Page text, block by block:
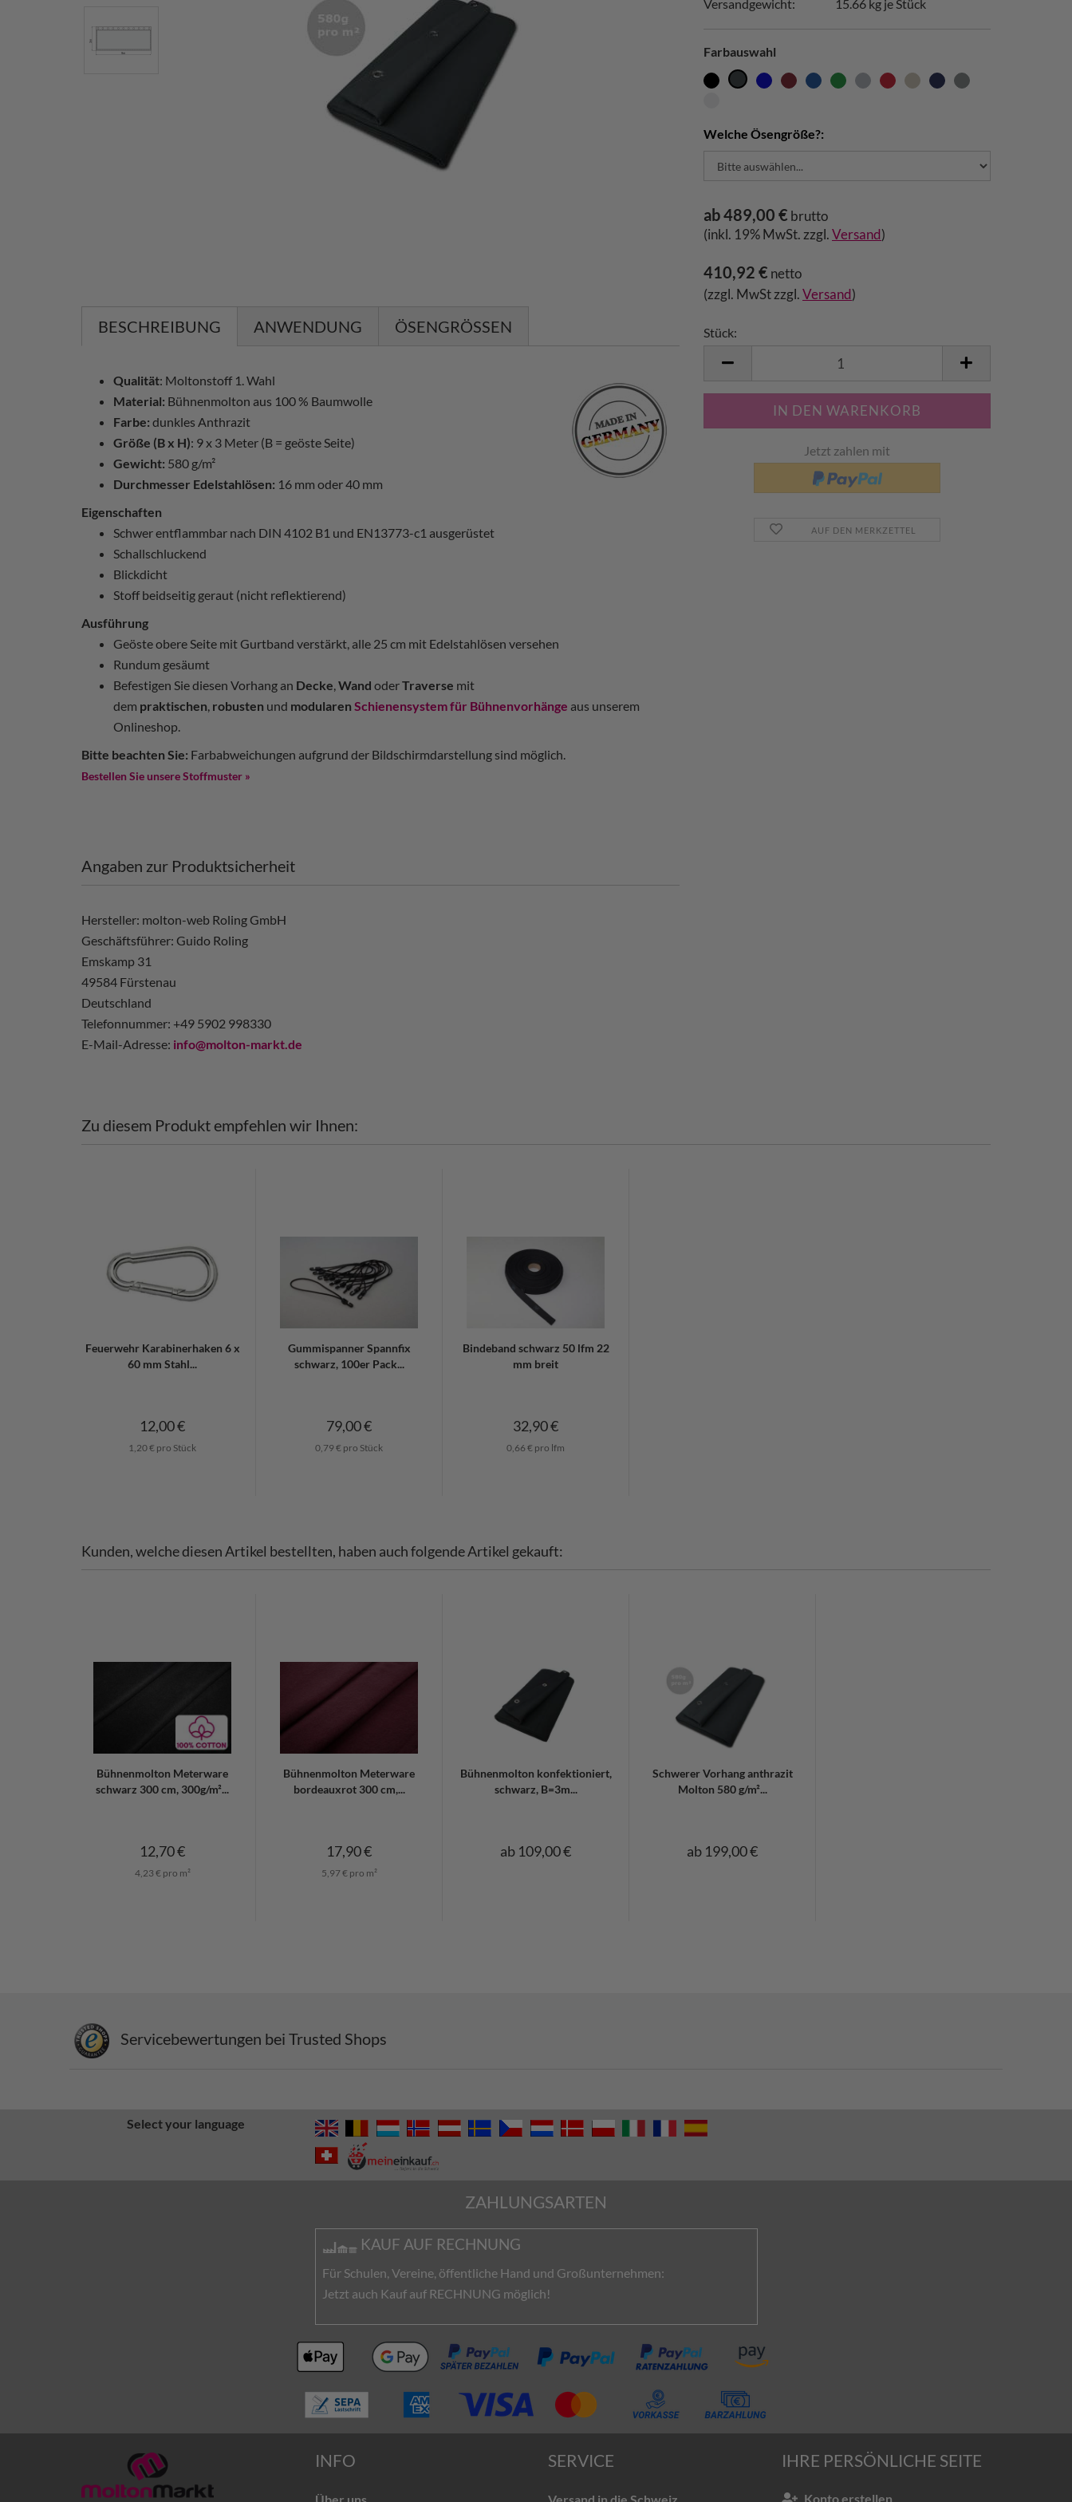
Versandgewicht:
15.66 kg je Stück
Farbauswahl
Welche Ösengröße?:
ab 489,00 € brutto
(inkl. 19% MwSt. zzgl. Versand)
410,92 € netto
(zzgl. MwSt zzgl. Versand )
Stück:
Stück
Jetzt zahlen mit
AUF DEN MERKZETTEL
BESCHREIBUNG ANWENDUNG ÖSENGRÖSSEN
Qualität: Moltonstoff 1. Wahl
Material: Bühnenmolton aus 100 % Baumwolle
Farbe: dunkles Anthrazit
Größe (B x H): 9 x 3 Meter (B = geöste Seite)
Gewicht: 580 g/m²
Durchmesser Edelstahlösen: 16 mm oder 40 mm
Eigenschaften
Schwer entflammbar nach DIN 4102 B1 und EN13773-c1 ausgerüstet
Schallschluckend
Blickdicht
Stoff beidseitig geraut (nicht reflektierend)
Ausführung
Geöste obere Seite mit Gurtband verstärkt, alle 25 cm mit Edelstahlösen versehen
Rundum gesäumt
Befestigen Sie diesen Vorhang an Decke,Wand oderTraverse mit
dem praktischen, robusten und modularen Schienensystem für Bühnenvorhänge aus unserem
Onlineshop.
Bitte beachten Sie: Farbabweichungen aufgrund der Bildschirmdarstellung sind möglich.
Bestellen Sie unsere Stoffmuster »
Angaben zur Produktsicherheit
Hersteller: molton-web Roling GmbH
Geschäftsführer: Guido Roling
Emskamp 31
49584 Fürstenau
Deutschland
Telefonnummer: +49 5902 998330
E-Mail-Adresse: info@molton-markt.de
Zu diesem Produkt empfehlen wir Ihnen:
Feuerwehr Karabinerhaken 6 x
60 mm Stahl...
12,00 €
1,20 € pro Stück
Gummispanner Spannfix
schwarz, 100er Pack...
79,00 €
0,79 € pro Stück
Bindeband schwarz 50 lfm 22
mm breit
32,90 €
0,66 € pro lfm
Kunden, welche diesen Artikel bestellten, haben auch folgende Artikel gekauft:
Bühnenmolton Meterware
schwarz 300 cm, 300g/m²...
12,70 €
4,23 € pro m²
Bühnenmolton Meterware
bordeauxrot 300 cm,...
17,90 €
5,97 € pro m²
Bühnenmolton konfektioniert,
schwarz, B=3m...
ab 109,00 €
Schwerer Vorhang anthrazit
Molton 580 g/m²...
ab 199,00 €
Servicebewertungen bei Trusted Shops
Select your language
ZAHLUNGSARTEN
KAUF AUF RECHNUNG
Für Schulen, Vereine, öffentliche Hand und Großunternehmen:
Jetzt auch Kauf auf RECHNUNG möglich!
INFO SERVICE IHRE PERSÖNLICHE SEITE
Konto erstellen